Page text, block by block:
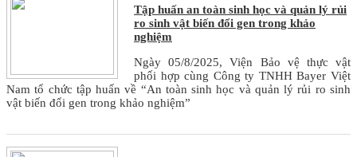
Tập huấn an toàn sinh học và quản lý rủi
ro sinh vật biến đổi gen trong khảo
nghiệm
Ngày 05/8/2025, Viện Bảo vệ thực vật
phối hợp cùng Công ty TNHH Bayer Việt
Nam tổ chức tập huấn về “An toàn sinh học và quản lý rủi ro sinh
vật biến đổi gen trong khảo nghiệm”